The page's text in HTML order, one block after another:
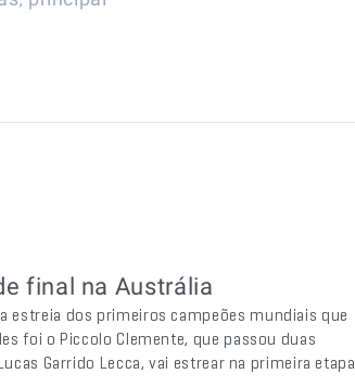
final na Austrália
estreia dos primeiros campeões mundiais que
foi o Piccolo Clemente, que passou duas
Garrido Lecca, vai estrear na primeira etapa